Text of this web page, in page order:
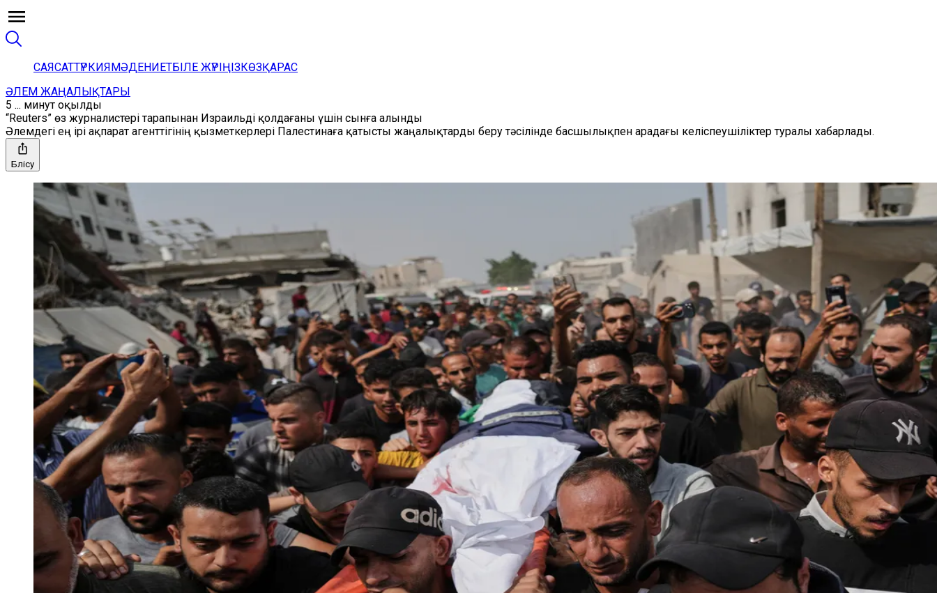
САЯСАТТҮРКИЯМӘДЕНИЕТБІЛЕ ЖҮРІҢІЗКӨЗҚАРАС
ӘЛЕМ ЖАҢАЛЫҚТАРЫ
5 ... минут оқылды
“Reuters” өз журналистері тарапынан Израильді қолдағаны үшін сынға алынды
Әлемдегі ең ірі ақпарат агенттігінің қызметкерлері Палестинаға қатысты жаңалықтарды беру тәсілінде басшылықпен арадағы келіспеушіліктер туралы хабарлады.
Бөлісу